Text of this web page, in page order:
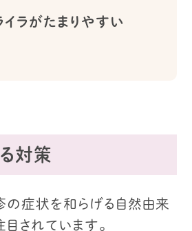
イラがたまりやすい
対策
の症状を和らげる 自然由来
されています。